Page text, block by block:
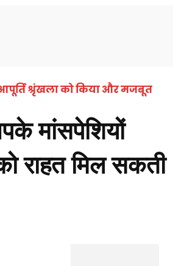
श्रृंखला को किया और मजबूत
मांसपेशियों
राहत मिल सकती